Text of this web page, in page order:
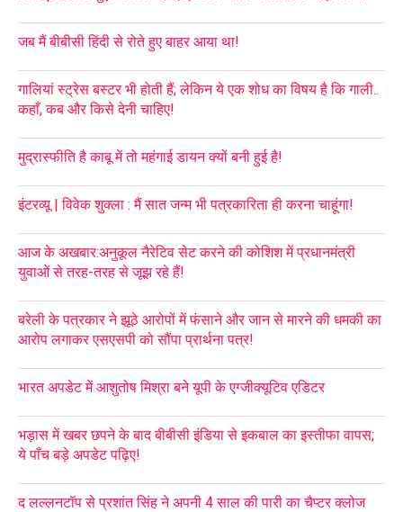
जब मैं बीबीसी हिंदी से रोते हुए बाहर आया था!
गालियां स्ट्रेस बस्टर भी होती हैं; लेकिन ये एक शोध का विषय है कि गाली..
कहाँ, कब और किसे देनी चाहिए!
मुद्रास्फीति है काबू में तो महंगाई डायन क्यों बनी हुई है!
इंटरव्यू | विवेक शुक्ला : मैं सात जन्म भी पत्रकारिता ही करना चाहूंगा!
आज के अखबार:अनुकूल नैरेटिव सेट करने की कोशिश में प्रधानमंत्री
युवाओं से तरह-तरह से जूझ रहे हैं!
बरेली के पत्रकार ने झूठे आरोपों में फंसाने और जान से मारने की धमकी का
आरोप लगाकर एसएसपी को सौंपा प्रार्थना पत्र!
भारत अपडेट में आशुतोष मिश्रा बने यूपी के एग्जीक्यूटिव एडिटर
भड़ास में खबर छपने के बाद बीबीसी इंडिया से इकबाल का इस्तीफा वापस;
ये पाँच बड़े अपडेट पढ़िए!
द लल्लनटॉप से प्रशांत सिंह ने अपनी 4 साल की पारी का चैप्टर क्लोज